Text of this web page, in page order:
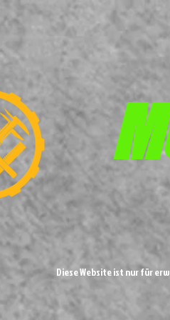
Diese Website ist nur für